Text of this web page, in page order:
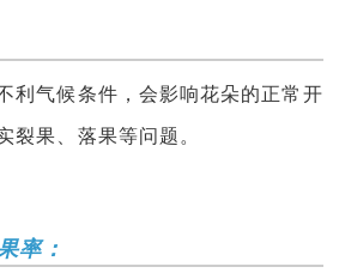
气候条件，会影响花朵的正常开
裂果、落果等问题。
率：